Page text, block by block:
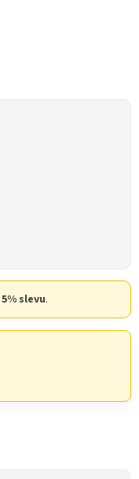
5% slevu.